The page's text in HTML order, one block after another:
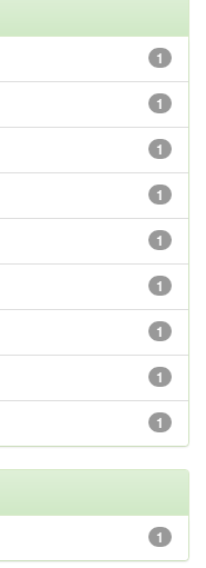
1
1
1
1
1
1
1
1
1
1